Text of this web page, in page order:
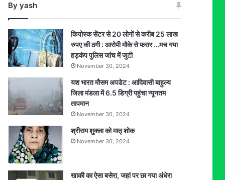
By yash
कियोस्क सेंटर से 20 लोगों से करीब 25 लाख
रुपए की ठगी : आरोपी मौके से फरार …मच गया
हड़कंप पुलिस जांच में जुटी
November 30, 2024
यश भारत मौसम अपडेट : आदिवासी बाहुल्य
जिला मंडला में 6.5 डिग्री पहुंचा न्यूनतम
तापमान
November 30, 2024
श्रीराम शुक्ला को मातृ शोक
November 30, 2024
खाकी का ऐसा बसेरा, जहां पर छा गया अंधेरा